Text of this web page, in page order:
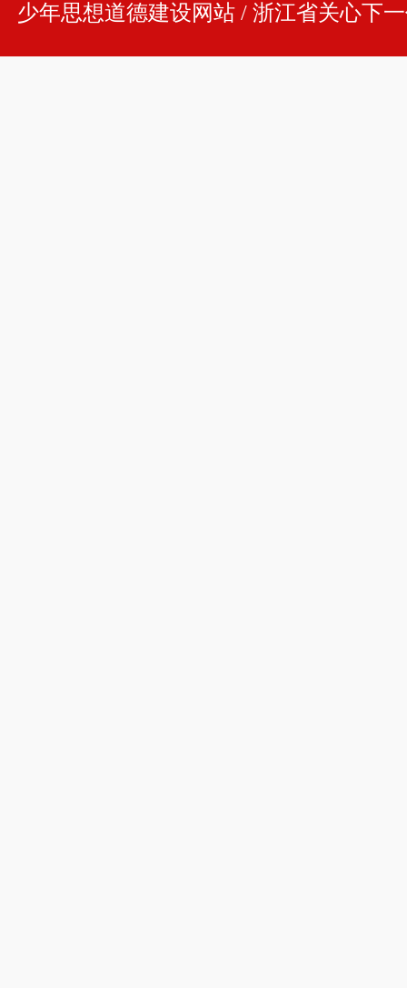
少年思想道德建设网站 / 浙江省关心下